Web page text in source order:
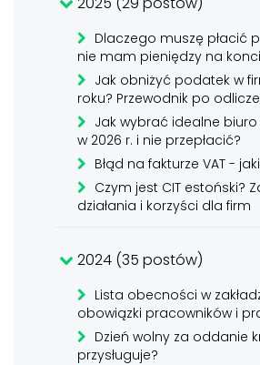
Dlaczego muszę płacić
nie mam pieniędzy na
Jak obniżyć podatek w
roku? Przewodnik po
Jak wybrać idealne
w 2026 r. i nie przepłacić?
Błąd na fakturze VAT -
Czym jest CIT estoński?
działania i korzyści dla firm
2024 (35 postów)
Lista obecności w
obowiązki pracowników i
Dzień wolny za oddanie
przysługuje?